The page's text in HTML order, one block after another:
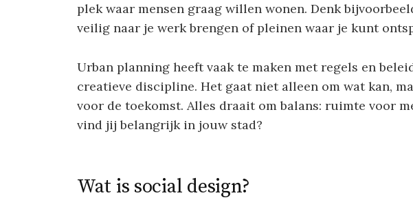
plek waar mensen graag willen wonen. Denk
veilig naar je werk brengen of pleinen waar je kunt
Urban planning heeft vaak te maken met regels en
creatieve discipline. Het gaat niet alleen om wat kan,
voor de toekomst. Alles draait om balans: ruimte voor
vind jij belangrijk in jouw stad?
Wat is social design?